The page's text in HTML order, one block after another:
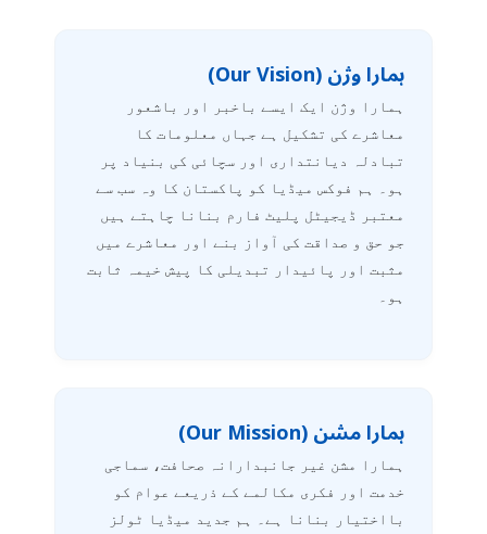
ہمارا وژن (Our Vision)
ہمارا وژن ایک ایسے باخبر اور باشعور
معاشرے کی تشکیل ہے جہاں معلومات کا
تبادلہ دیانتداری اور سچائی کی بنیاد پر
ہو۔ ہم فوکس میڈیا کو پاکستان کا وہ سب سے
معتبر ڈیجیٹل پلیٹ فارم بنانا چاہتے ہیں
جو حق و صداقت کی آواز بنے اور معاشرے میں
مثبت اور پائیدار تبدیلی کا پیش خیمہ ثابت
ہو۔
ہمارا مشن (Our Mission)
ہمارا مشن غیر جانبدارانہ صحافت، سماجی
خدمت اور فکری مکالمے کے ذریعے عوام کو
بااختیار بنانا ہے۔ ہم جدید میڈیا ٹولز